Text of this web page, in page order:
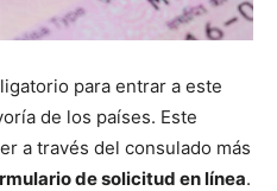
para entrar a este
de los países. Este
a través del consulado más
de solicitud en línea.